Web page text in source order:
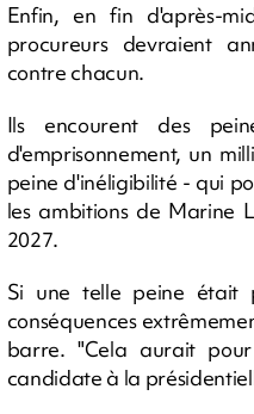
Enfin, en fin d'après-
procureurs devraient
contre chacun.
Ils encourent des
d'emprisonnement, un
peine d'inéligibilité - qui
les ambitions de Marine
2027.
Si une telle peine était
conséquences
barre. "Cela aurait
candidate à la